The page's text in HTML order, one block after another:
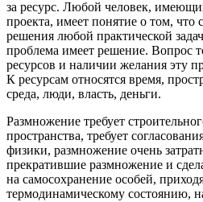
за ресурс. Любой человек,
проекта, имеет понятие о том,
решения любой практической
проблема имеет решение. Вопрос
ресурсов и наличии желания эту
К ресурсам относятся время,
среда, люди, власть, деньги.
Размножение требует
пространства, требует
физики, размножение очень
прекратившие размножение и
на самосохранение особей,
термодинамическому состоянию,